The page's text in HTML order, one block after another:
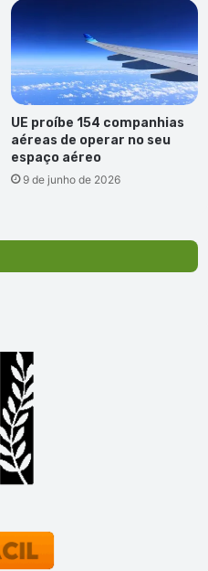
UE proíbe 154 companhias
aéreas de operar no seu
espaço aéreo
9 de junho de 2026